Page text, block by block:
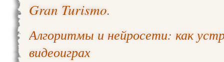
Gran Turismo.
Алгоритмы и нейросети: как
видеоиграх